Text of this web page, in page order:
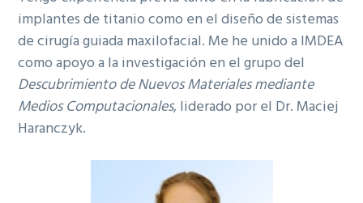
implantes de titanio como en el diseño de sistemas
de cirugía guiada maxilofacial. Me he unido a IMDEA
como apoyo a la investigación en el grupo del
Descubrimiento de Nuevos Materiales mediante
Medios Computacionales, liderado por el Dr. Maciej
Haranczyk.